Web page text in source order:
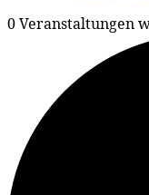
0 Veranstaltungen